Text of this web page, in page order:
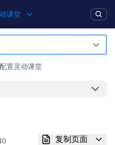
课堂
行高拟真、自然流畅的实时语
配置灵动课堂
复制页面